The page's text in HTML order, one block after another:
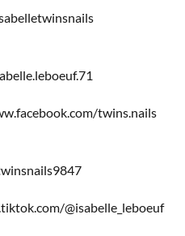
twins.nails
@isabelle_leboeuf